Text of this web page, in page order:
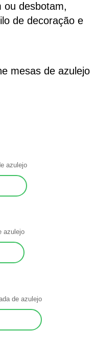
ou desbotam,
de decoração e